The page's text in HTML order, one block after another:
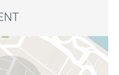
de Madrid, idéale pour
le style et toutes les
stationnement privé, dans
près de la Gran Vía.